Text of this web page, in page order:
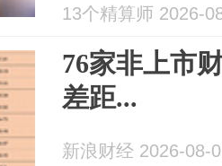
瑞众人寿 #
退保
13个精算师 2026-
76家非上市
差距...
新浪财经 2026-08-